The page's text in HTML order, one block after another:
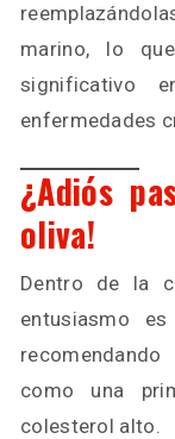
marino, lo
significativo
enfermedades
¿Adiós
oliva!
Dentro de la
entusiasmo
como una
colesterol alto.